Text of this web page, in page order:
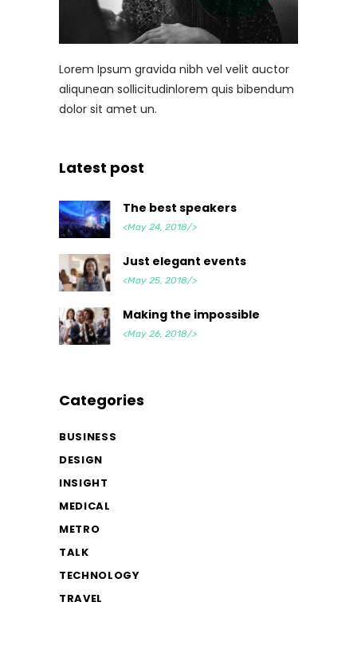
Lorem Ipsum gravida nibh vel velit auctor
aliqunean sollicitudinlorem quis bibendum
dolor sit amet un.
Latest post
The best speakers
<May 24, 2018/>
Just elegant events
<May 25, 2018/>
Making the impossible
<May 26, 2018/>
Categories
BUSINESS
DESIGN
INSIGHT
MEDICAL
METRO
TALK
TECHNOLOGY
TRAVEL